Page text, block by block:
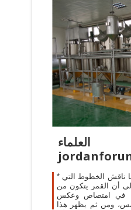
العلماء -
* الأثر الذي في وجه القمر: وفيها ناقش الخطوط التي
أن القمر يتكون من
في امتصاص وعكس
ومن ثم يظهر هذا